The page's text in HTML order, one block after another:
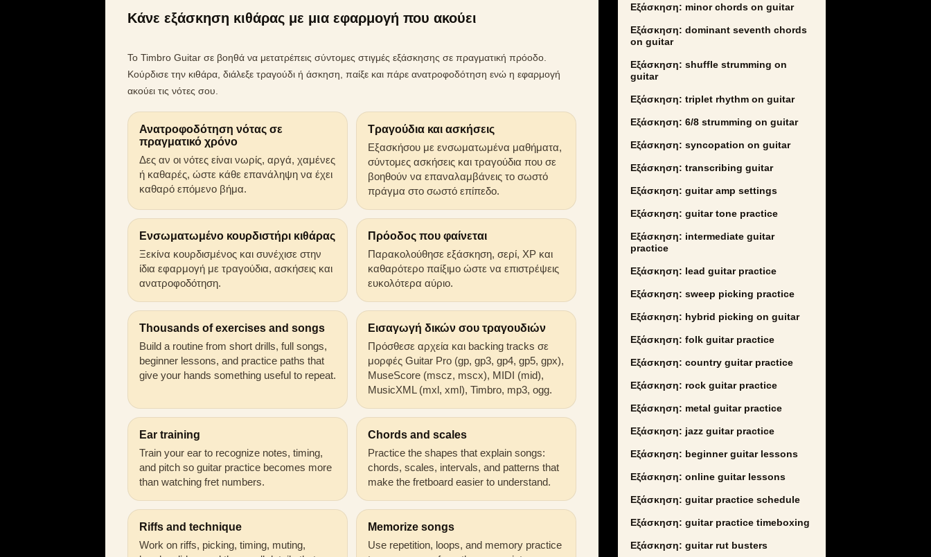
Κάνε εξάσκηση κιθάρας με μια εφαρμογή που ακούει
Το Timbro Guitar σε βοηθά να μετατρέπεις σύντομες στιγμές εξάσκησης σε πραγματική πρόοδο.
Κούρδισε την κιθάρα, διάλεξε τραγούδι ή άσκηση, παίξε και πάρε ανατροφοδότηση ενώ η εφαρμογή
ακούει τις νότες σου.
Ανατροφοδότηση νότας σε
πραγματικό χρόνο
Δες αν οι νότες είναι νωρίς, αργά, χαμένες
ή καθαρές, ώστε κάθε επανάληψη να έχει
καθαρό επόμενο βήμα.
Τραγούδια και ασκήσεις
Εξασκήσου με ενσωματωμένα μαθήματα,
σύντομες ασκήσεις και τραγούδια που σε
βοηθούν να επαναλαμβάνεις το σωστό
πράγμα στο σωστό επίπεδο.
Ενσωματωμένο κουρδιστήρι κιθάρας
Ξεκίνα κουρδισμένος και συνέχισε στην
ίδια εφαρμογή με τραγούδια, ασκήσεις και
ανατροφοδότηση.
Πρόοδος που φαίνεται
Παρακολούθησε εξάσκηση, σερί, XP και
καθαρότερο παίξιμο ώστε να επιστρέψεις
ευκολότερα αύριο.
Thousands of exercises and songs
Build a routine from short drills, full songs,
beginner lessons, and practice paths that
give your hands something useful to repeat.
Εισαγωγή δικών σου τραγουδιών
Πρόσθεσε αρχεία και backing tracks σε
μορφές Guitar Pro (gp, gp3, gp4, gp5, gpx),
MuseScore (mscz, mscx), MIDI (mid),
MusicXML (mxl, xml), Timbro, mp3, ogg.
Ear training
Train your ear to recognize notes, timing,
and pitch so guitar practice becomes more
than watching fret numbers.
Chords and scales
Practice the shapes that explain songs:
chords, scales, intervals, and patterns that
make the fretboard easier to understand.
Riffs and technique
Work on riffs, picking, timing, muting,
Memorize songs
Use repetition, loops, and memory practice
Εξάσκηση: minor chords on guitar
Εξάσκηση: dominant seventh chords
on guitar
Εξάσκηση: shuffle strumming on
guitar
Εξάσκηση: triplet rhythm on guitar
Εξάσκηση: 6/8 strumming on guitar
Εξάσκηση: syncopation on guitar
Εξάσκηση: transcribing guitar
Εξάσκηση: guitar amp settings
Εξάσκηση: guitar tone practice
Εξάσκηση: intermediate guitar
practice
Εξάσκηση: lead guitar practice
Εξάσκηση: sweep picking practice
Εξάσκηση: hybrid picking on guitar
Εξάσκηση: folk guitar practice
Εξάσκηση: country guitar practice
Εξάσκηση: rock guitar practice
Εξάσκηση: metal guitar practice
Εξάσκηση: jazz guitar practice
Εξάσκηση: beginner guitar lessons
Εξάσκηση: online guitar lessons
Εξάσκηση: guitar practice schedule
Εξάσκηση: guitar practice timeboxing
Εξάσκηση: guitar rut busters